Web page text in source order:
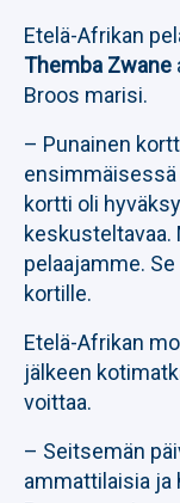
Etelä-Afrikan
Themba Zwane
Broos marisi.
– Punainen
ensimmäisessä
kortti oli
keskusteltavaa.
pelaajamme.
kortille.
Etelä-Afrikan
jälkeen
voittaa.
– Seitsemän
ammattilaisia ja